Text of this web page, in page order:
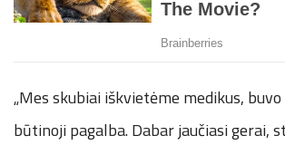
„Mes skubiai iškvietėme medikus,
būtinoji pagalba. Dabar jaučiasi gerai,